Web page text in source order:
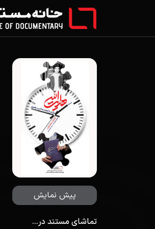
پیش نمایش
تماشای مستند در...